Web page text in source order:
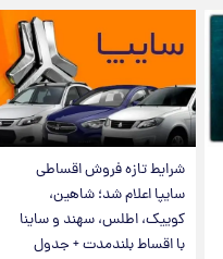
شرایط تازه فروش اقساطی
سایپا اعلام شد؛ شاهین،
کوییک، اطلس، سهند و ساینا
با اقساط بلندمدت + جدول